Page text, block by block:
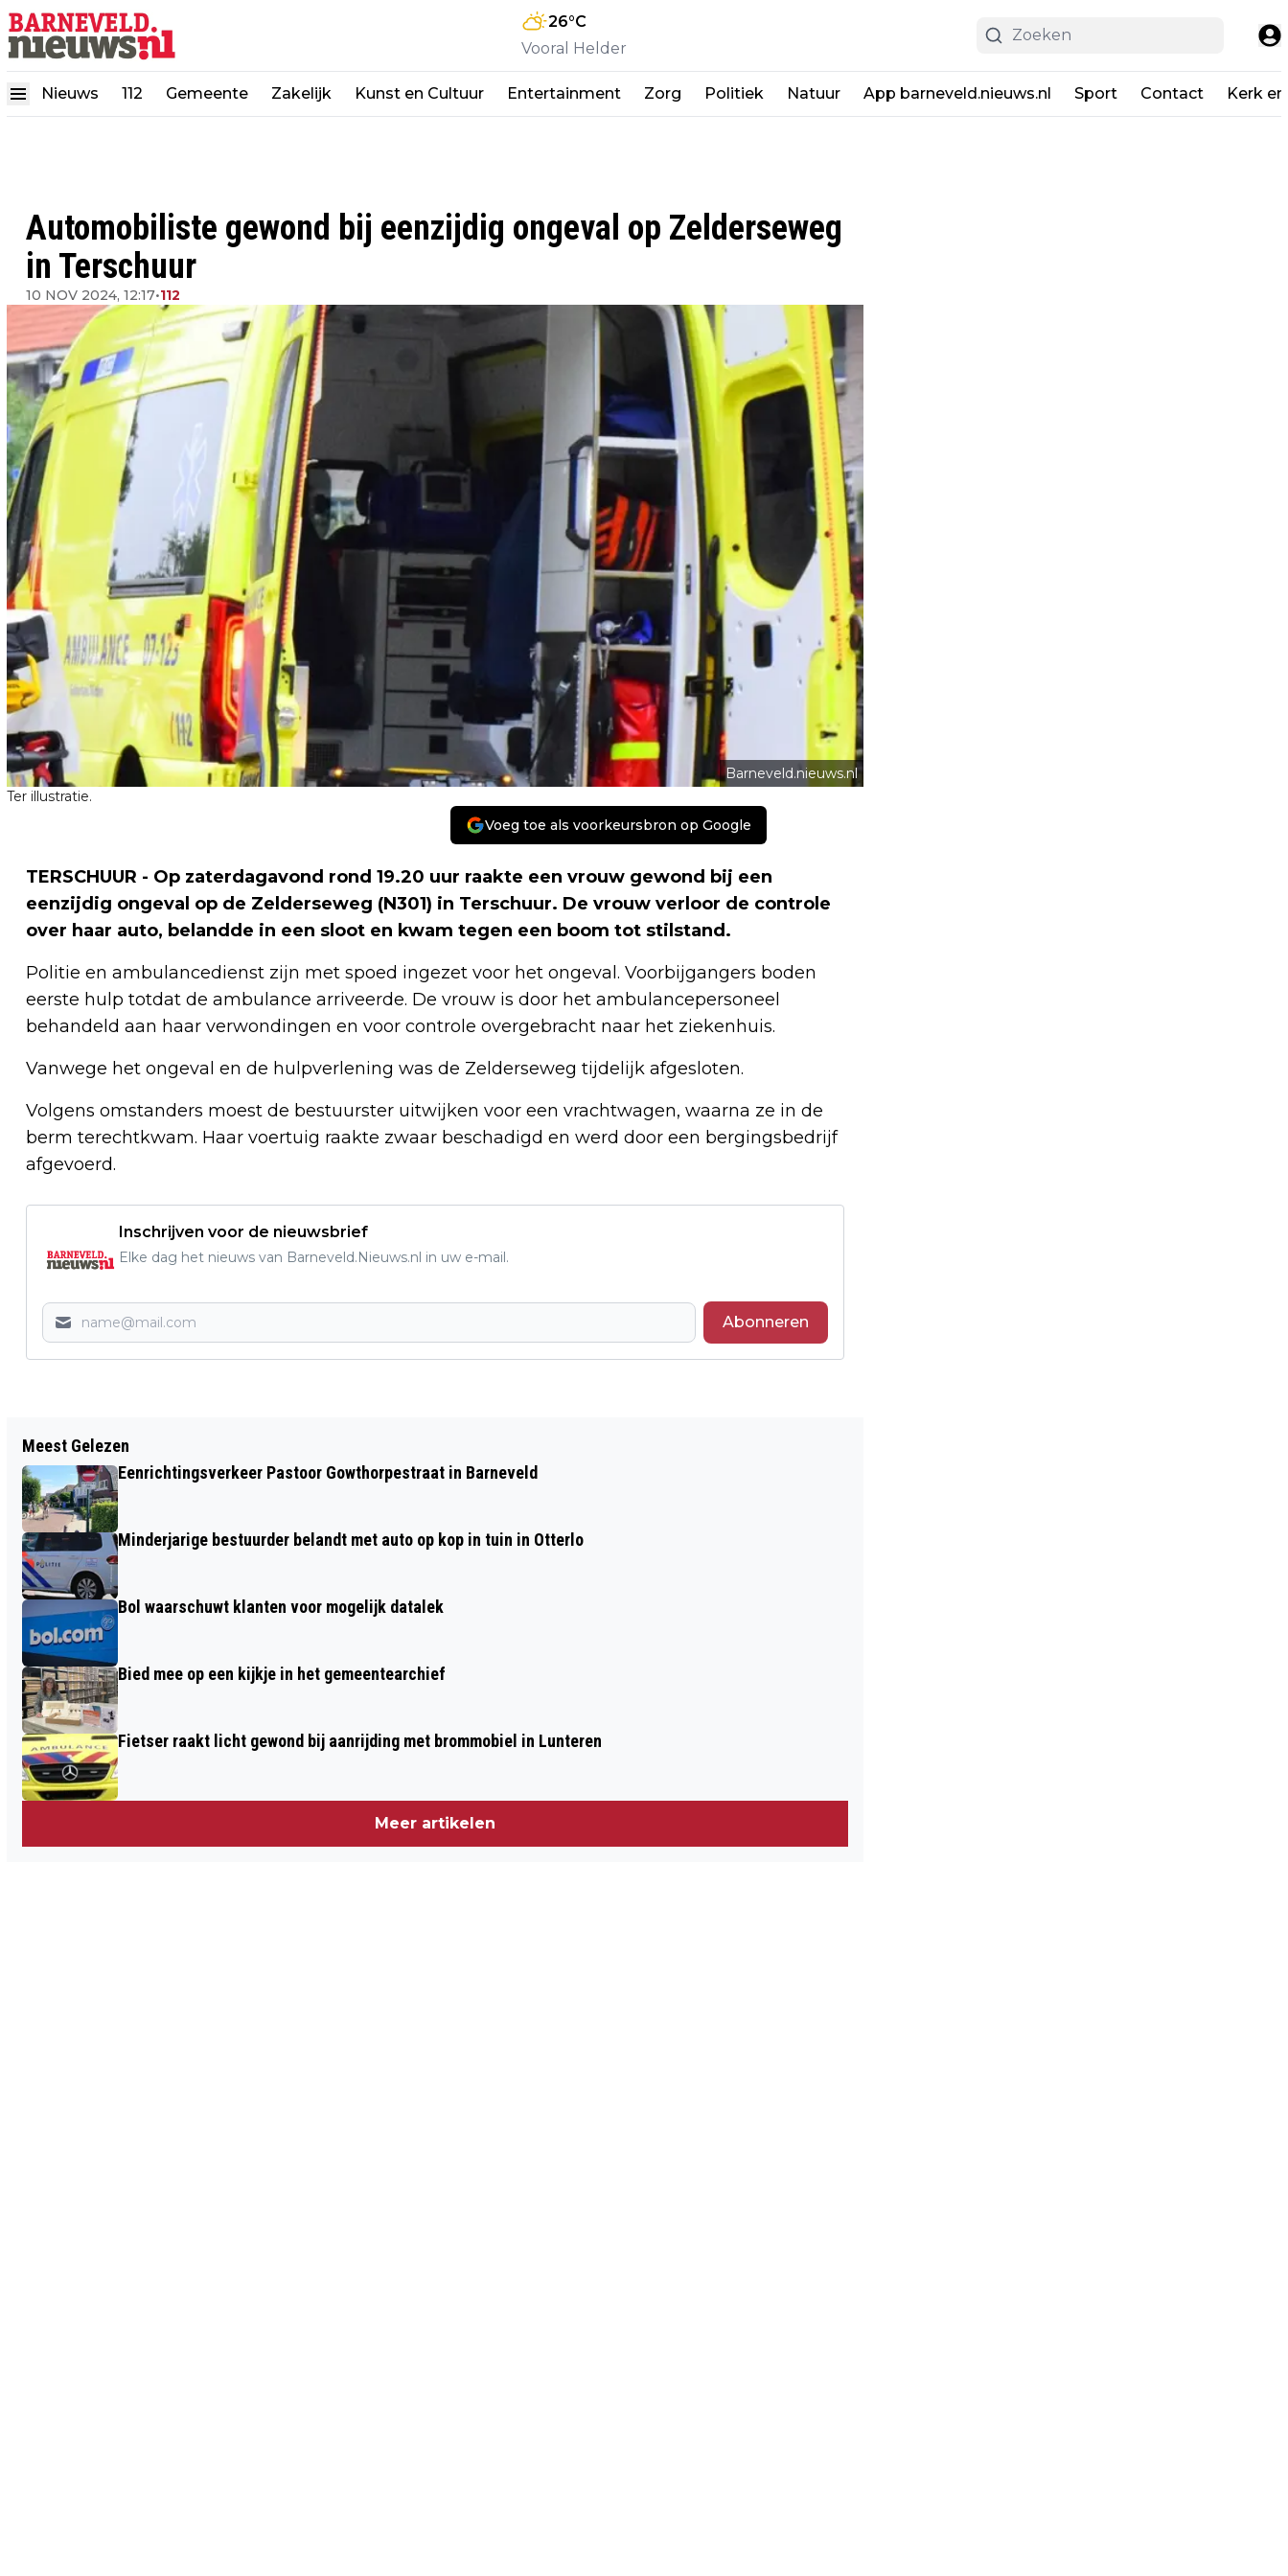
26°C
Vooral Helder
Nieuws 112 Gemeente Zakelijk Kunst en Cultuur Entertainment Zorg Politiek Natuur App barneveld.nieuws.nl Sport Contact Kerk
Automobiliste gewond bij eenzijdig ongeval op Zelderseweg
in Terschuur
10 NOV 2024, 12:17•112
Barneveld.nieuws.nl
Ter illustratie.
Voeg toe als voorkeursbron op Google
TERSCHUUR - Op zaterdagavond rond 19.20 uur raakte een vrouw gewond bij een
eenzijdig ongeval op de Zelderseweg (N301) in Terschuur. De vrouw verloor de controle
over haar auto, belandde in een sloot en kwam tegen een boom tot stilstand.
Politie en ambulancedienst zijn met spoed ingezet voor het ongeval. Voorbijgangers boden
eerste hulp totdat de ambulance arriveerde. De vrouw is door het ambulancepersoneel
behandeld aan haar verwondingen en voor controle overgebracht naar het ziekenhuis.
Vanwege het ongeval en de hulpverlening was de Zelderseweg tijdelijk afgesloten.
Volgens omstanders moest de bestuurster uitwijken voor een vrachtwagen, waarna ze in de
berm terechtkwam. Haar voertuig raakte zwaar beschadigd en werd door een bergingsbedrijf
afgevoerd.
Inschrijven voor de nieuwsbrief
Elke dag het nieuws van Barneveld.Nieuws.nl in uw e-mail.
Abonneren
MHC G-HOCKEY SPEELT TEGEN GLAZEN
THUIS
REGIO SONGFESTIVAL 2024
Meest Gelezen
Eenrichtingsverkeer Pastoor Gowthorpestraat in Barneveld
Minderjarige bestuurder belandt met auto op kop in tuin in Otterlo
Bol waarschuwt klanten voor mogelijk datalek
Bied mee op een kijkje in het gemeentearchief
Fietser raakt licht gewond bij aanrijding met brommobiel in Lunteren
Meer artikelen